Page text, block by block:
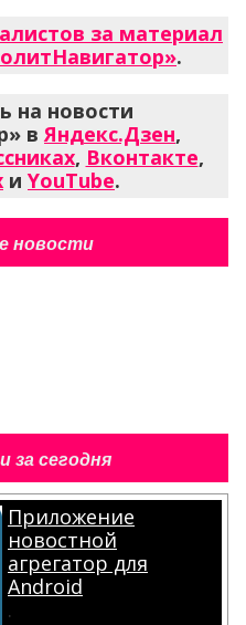
за материал
.
на новости
вЯндекс.Дзен,
, Вконтакте,
и YouTube.
новости
за сегодня
Приложение
новостной
агрегатор для
Android
.